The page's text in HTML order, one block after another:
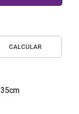
CALCULAR